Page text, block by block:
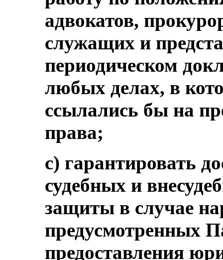
адвокатов,
служащих и
периодическом
любых делах, в
ссылались бы на
права;
c) гарантировать
судебных и
защиты в случае
предусмотренных
предоставления